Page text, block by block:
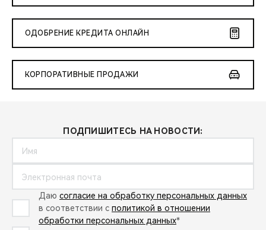
ОДОБРЕНИЕ КРЕДИТА ОНЛАЙН
КОРПОРАТИВНЫЕ ПРОДАЖИ
ПОДПИШИТЕСЬ НА НОВОСТИ:
Даю согласие на обработку персональных данных
в соответствии с политикой в отношении
обработки персональных данных*